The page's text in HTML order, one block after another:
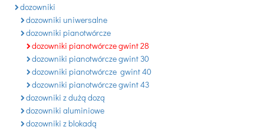
dozowniki
dozowniki uniwersalne
dozowniki pianotwórcze
dozowniki pianotwórcze gwint 28
dozowniki pianotwórcze gwint 30
dozowniki pianotwórcze gwint 40
dozowniki pianotwórcze gwint 43
dozowniki z dużą dozą
dozowniki aluminiowe
dozowniki z blokadą